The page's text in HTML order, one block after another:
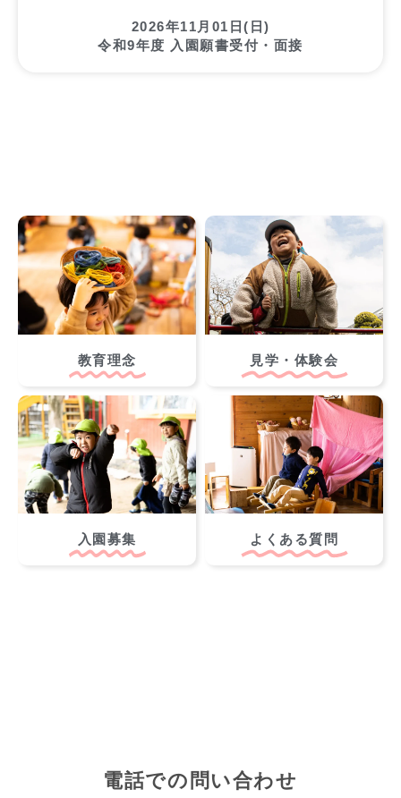
2026年11月01日(日)
令和9年度 入園願書受付・面接
教育理念 見学・体験会
入園募集 よくある質問
電話での問い合わせ